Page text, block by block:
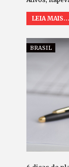
LEIA MAIS...
BRASIL